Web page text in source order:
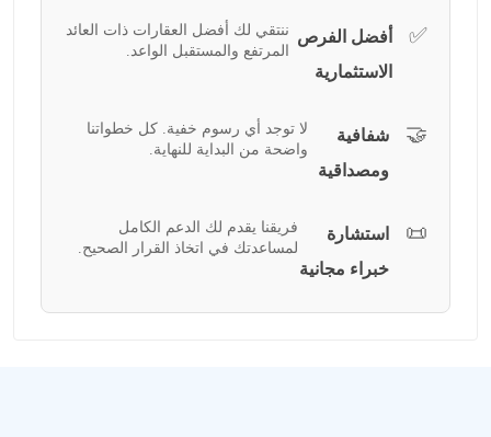
✅
أفضل الفرص
الاستثمارية
ننتقي لك أفضل العقارات ذات العائد
المرتفع والمستقبل الواعد.
🤝
شفافية
ومصداقية
لا توجد أي رسوم خفية. كل خطواتنا
واضحة من البداية للنهاية.
📜
استشارة
خبراء مجانية
فريقنا يقدم لك الدعم الكامل
لمساعدتك في اتخاذ القرار الصحيح.